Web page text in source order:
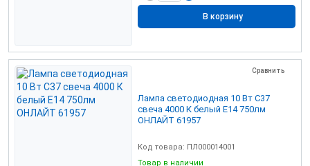
В корзину
Сравнить
Лампа светодиодная 10 Вт C37
свеча 4000 К белый Е14 750лм
ОНЛАЙТ 61957
Код товара: ПЛ000014001
Товар в наличии